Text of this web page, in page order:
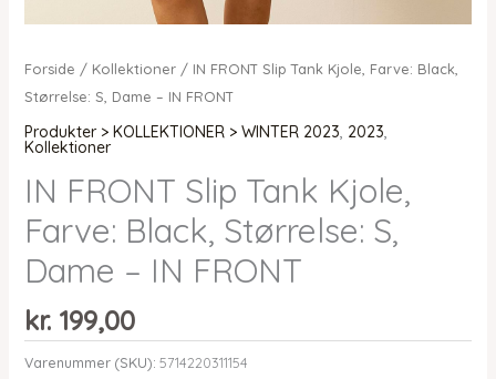
Forside / Kollektioner/ IN FRONT Slip Tank Kjole, Farve: Black,
Størrelse: S, Dame – IN FRONT
Produkter > KOLLEKTIONER > WINTER 2023, 2023,
Kollektioner
IN FRONT Slip Tank Kjole,
Farve: Black, Størrelse: S,
Dame – IN FRONT
kr.199,00
Varenummer (SKU): 5714220311154